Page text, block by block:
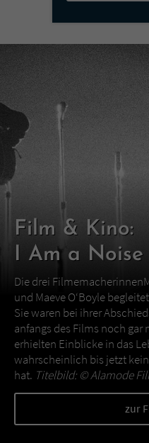
Film & Kino:
I Am a Noise
Die drei
und Maeve O‘Boyle
Sie waren bei ihrer
anfangs des Films noch
erhielten Einblicke in das
wahrscheinlich bis jetzt
hat. Titelbild: ©Alamode
zur